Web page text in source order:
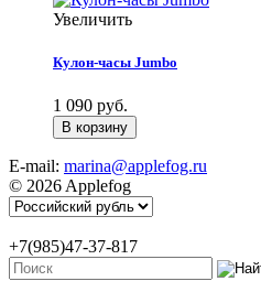
Увеличить
Кулон-часы Jumbo
1 090 руб.
E-mail: marina@applefog.ru
© 2026 Applefog
+7(985)47-37-817